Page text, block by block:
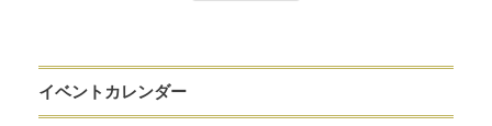
イベントカレンダー